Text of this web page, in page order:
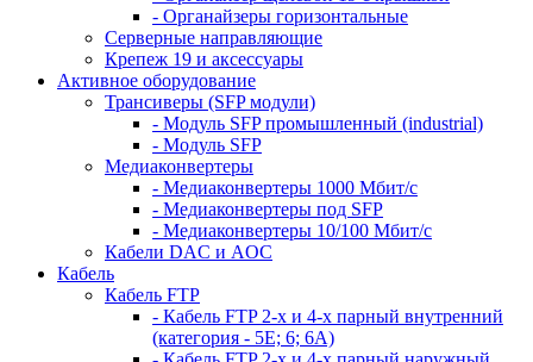
- Органайзеры горизонтальные
Серверные направляющие
Крепеж 19 и аксессуары
Активное оборудование
Трансиверы (SFP модули)
- Модуль SFP промышленный (industrial)
- Модуль SFP
Медиаконвертеры
- Медиаконвертеры 1000 Мбит/с
- Медиаконвертеры под SFP
- Медиаконвертеры 10/100 Мбит/с
Кабели DAC и AOC
Кабель
Кабель FTP
- Кабель FTP 2-х и 4-х парный внутренний
(категория - 5Е; 6; 6А)